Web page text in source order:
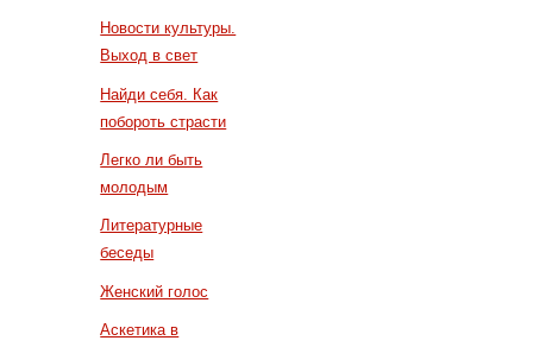
Новости культуры.
Выход в свет
Найди себя. Как
побороть страсти
Легко ли быть
молодым
Литературные
беседы
Женский голос
Аскетика в